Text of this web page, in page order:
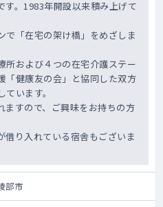
す。1983年開設以来積み上げて
で「在宅の架け橋」をめざしま
所および４つの在宅介護ステー
「健康友の会」と協同した双方
います。
ますので、ご興味をお持ちの方
借り入れている宿舎もございま
部市